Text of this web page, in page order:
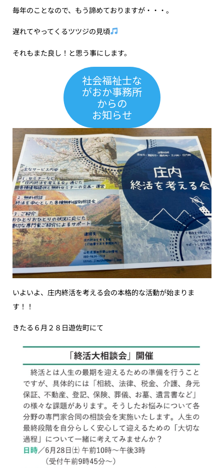
毎年のことなので、もう諦めておりますが・・・。
遅れてやってくるツツジの見頃
それもまた良し！と思う事にします。
社会福祉士な
がおか事務所
からの
お知らせ
いよいよ、庄内終活を考える会の本格的な活動が始まりま
す！！
きたる６月２８日遊佐町にて